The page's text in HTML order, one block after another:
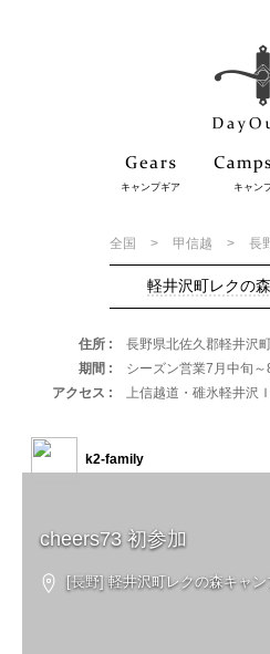
キャンプギア キャン
全国 甲信越 長
軽井沢町レクの
住所 長野県北佐久郡軽井沢
期間
シーズン営業7月中旬
アクセス
上信越道・碓氷軽井沢
cheers73 初参加
[長野] 軽井沢町レクの森キャン
k2-family